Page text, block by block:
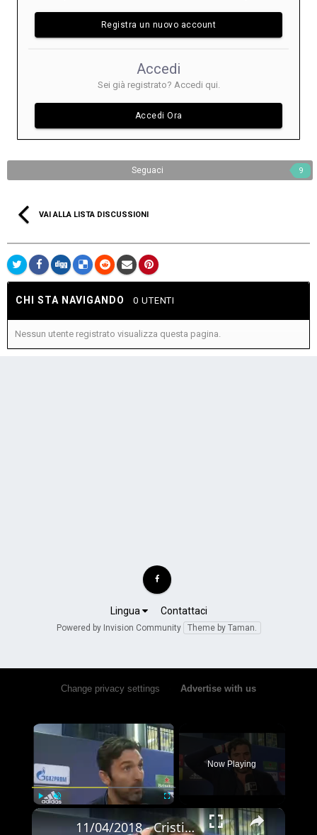
Registra un nuovo account
Accedi
Sei già registrato? Accedi qui.
Accedi Ora
Seguaci 9
VAI ALLA LISTA DISCUSSIONI
CHI STA NAVIGANDO 0 UTENTI
Nessun utente registrato visualizza questa pagina.
Lingua Contattaci
Powered by Invision Community Theme by Taman.
Change privacy settings Advertise with us
×
Play
Now Playing
×
11/04/2018 - Cristiano Ronaldo abbraccia Buffon dopo Real Madrid - Juventus 1-3: "Pedoname"